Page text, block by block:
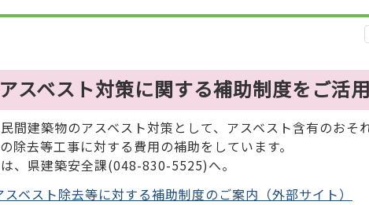
スベスト対策に関する補助制度をご活
間建築物のアスベスト対策として、アスベスト含有のおそ
除去等工事に対する費用の補助をしています。
、県建築安全課(048-830-5525)へ。
ベスト除去等に対する補助制度のご案内（外部サイト）